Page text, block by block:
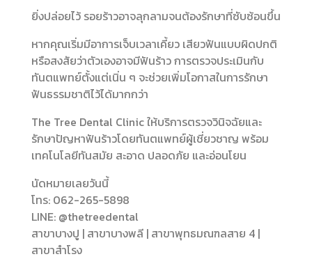
ยิ่งปล่อยไว้ รอยร้าวอาจลุกลามจนต้องรักษาที่ซับซ้อนขึ้น
หากคุณเริ่มมีอาการเจ็บเวลาเคี้ยว เสียวฟันแบบผิดปกติ
หรือสงสัยว่าตัวเองอาจมีฟันร้าว การตรวจประเมินกับ
ทันตแพทย์ตั้งแต่เนิ่น ๆ จะช่วยเพิ่มโอกาสในการรักษา
ฟันธรรมชาติไว้ได้มากกว่า
The Tree Dental Clinic ให้บริการตรวจวินิจฉัยและ
รักษาปัญหาฟันร้าวโดยทันตแพทย์ผู้เชี่ยวชาญ พร้อม
เทคโนโลยีทันสมัย สะอาด ปลอดภัย และอ่อนโยน
นัดหมายเลยวันนี้
โทร: 062-265-5898
LINE: @thetreedental
สาขาบางปู | สาขาบางพลี | สาขาพุทธมณฑลสาย 4 |
สาขาสำโรง